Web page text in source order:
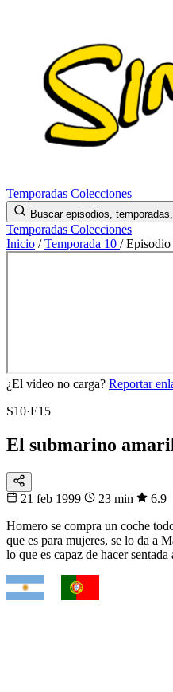
Temporadas Colecciones
Buscar episodios,
Temporadas Colecciones
Inicio / Temporada 10 / Episodio
¿El video no carga? Reportar
S10·E15
El submarino
21 feb 1999 23 min
6.9
Homero se compra un coche
que es para mujeres, se lo da a
lo que es capaz de hacer sentada